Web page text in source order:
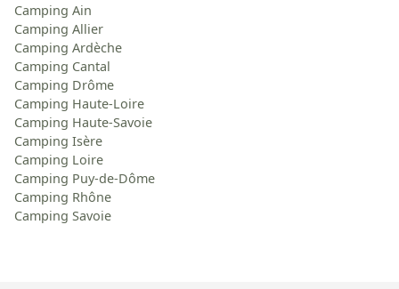
Camping Ain
Camping Allier
Camping Ardèche
Camping Cantal
Camping Drôme
Camping Haute-Loire
Camping Haute-Savoie
Camping Isère
Camping Loire
Camping Puy-de-Dôme
Camping Rhône
Camping Savoie